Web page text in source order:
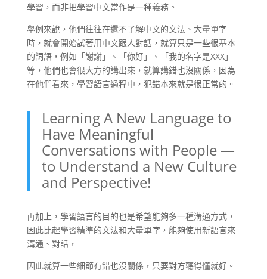
學習，而非把學習中文當作是一種義務。
舉例來說，他們往往在還不了解中文的文法、大量單字
時，就會開始試著用中文跟人對話，就算只是一些很基本
的詞語，例如「謝謝」、「你好」、「我的名字是XXX」
等，他們也會很大方的講出來，就算講錯也沒關係，因為
在他們看來，學習語言過程中，犯錯本來就是很正常的。
Learning A New Language to
Have Meaningful
Conversations with People —
to Understand a New Culture
and Perspective!
再加上，學習語言的目的也是希望能夠多一種溝通方式，
因此比起學習精準的文法和大量單字，能夠使用新語言來
溝通、對話，
因此就算一些細節有錯也沒關係，只要對方聽得懂就好。